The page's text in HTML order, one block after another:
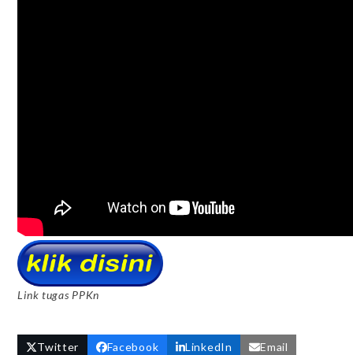
Link tugas PPKn
Twitter Facebook LinkedIn Email